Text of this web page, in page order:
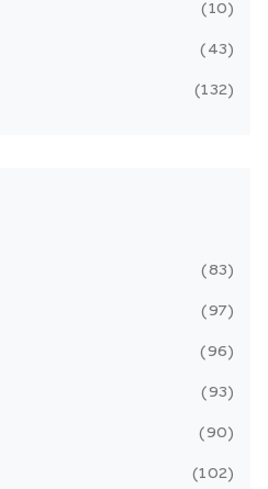
10
43
132
83
97
96
93
90
102